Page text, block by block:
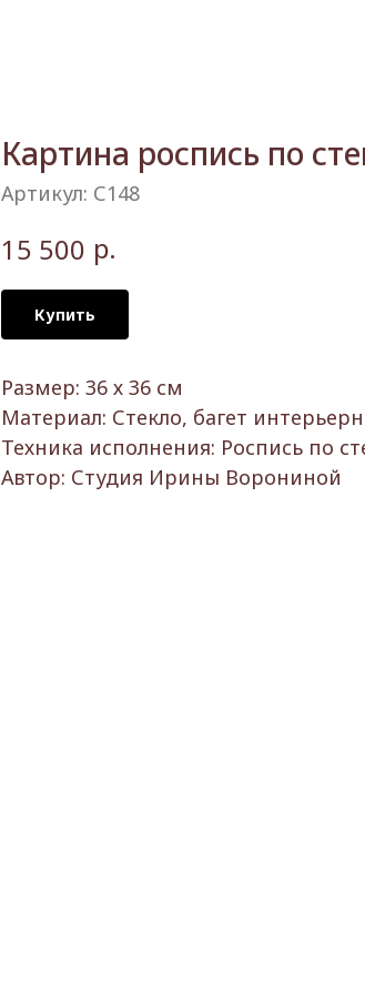
Картина роспись по
Артикул: С148
15 500 р.
Купить
Размер: 36 х 36 см
Материал: Стекло, багет
Техника исполнения: Роспись по
Автор: Студия Ирины Ворониной